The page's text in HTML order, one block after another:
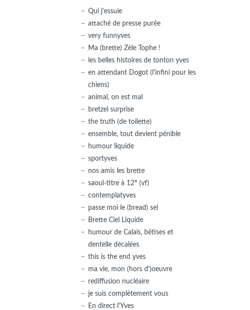
Qui j'essuie
attaché de presse purée
very funnyves
Ma (brette) Zèle Tophe !
les belles histoires de tonton yves
en attendant Dogot (l'infini pour les
chiens)
animal, on est mal
bretzel surprise
the truth (de toilette)
ensemble, tout devient pénible
humour liquide
sportyves
nos amis les brette
saoul-titre à 12° (vf)
contemplatyves
passe moi le (bread) sel
Brette Ciel Liquide
humour de Calais, bêtises et
dentelle décalées
this is the end yves
ma vie, mon (hors d')oeuvre
rediffusion nucléaire
je suis complètement vous
En direct l'Yves